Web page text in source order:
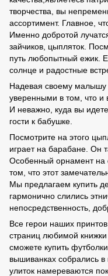
творчества, вы
ассортимент. Главное,
Именно добротой
зайчиков, цыпляток.
путь любопытный ежик.
солнце и радостные
Надевая своему
уверенными в том, что и
И неважно, куда вы
гости к бабушке.
Посмотрите на этого
играет на барабане. Он
Особенный орнамент на
том, что этот
Мы предлагаем купить
гармонично слились
непосредственность,
Все герои наших
страниц любимой
сможете купить
вышиванках собрались
улиток намереваются